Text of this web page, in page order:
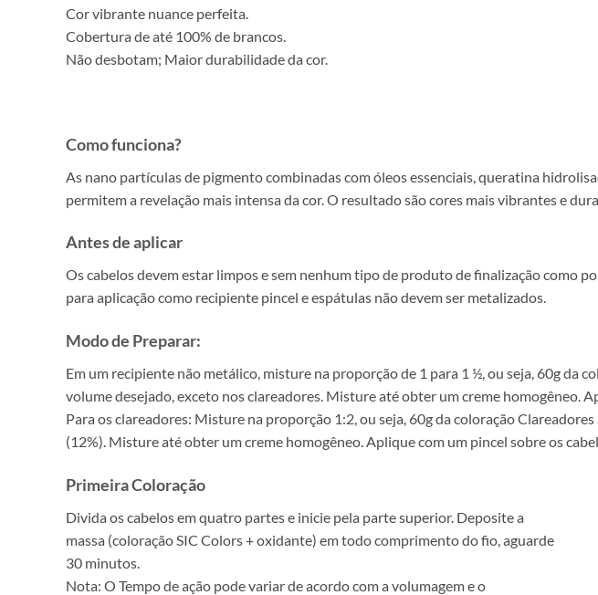
Cor vibrante nuance perfeita.
Cobertura de até 100% de brancos.
Não desbotam; Maior durabilidade da cor.
Como funciona?
As nano partículas de pigmento combinadas com óleos essenciais, queratina
permitem a revelação mais intensa da cor. O resultado são cores mais vibrantes e
Antes de aplicar
Os cabelos devem estar limpos e sem nenhum tipo de produto de finalização como
para aplicação como recipiente pincel e espátulas não devem ser metalizados.
Modo de Preparar:
Em um recipiente não metálico, misture na proporção de 1 para 1 ½, ou seja, 60g da
volume desejado, exceto nos clareadores. Misture até obter um creme homogêneo.
Para os clareadores: Misture na proporção 1:2, ou seja, 60g da coloração
(12%). Misture até obter um creme homogêneo. Aplique com um pincel sobre os
Primeira Coloração
Divida os cabelos em quatro partes e inicie pela parte superior. Deposite a
massa (coloração SIC Colors + oxidante) em todo comprimento do fio, aguarde
30 minutos.
Nota: O Tempo de ação pode variar de acordo com a volumagem e o